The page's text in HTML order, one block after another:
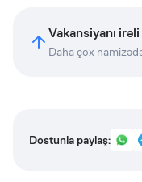
Vakansiyanı
Daha çox
Dostunla paylaş: